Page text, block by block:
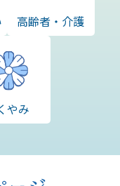
高齢者・介護
やみ